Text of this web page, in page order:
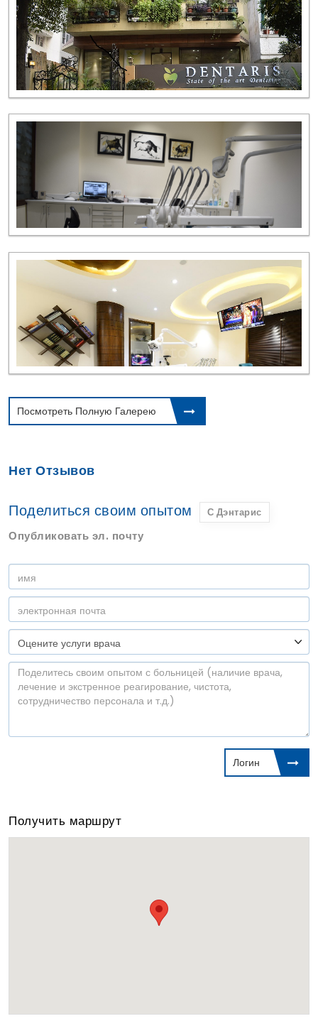
Посмотреть Полную Галерею
Нет Отзывов
Поделиться своим опытом С Дэнтарис
Опубликовать эл. почту
Логин
Получить маршрут